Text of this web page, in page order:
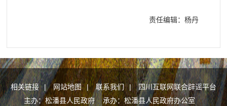
责任编辑：杨丹
相关链接 | 网站地图 | 联系我们 |
四川互联网联合辟谣平台
主办：松潘县人民政府 承办：松潘县人民政府办公室